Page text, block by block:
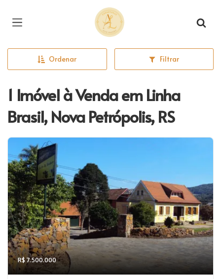
Página inicial
Ordenar Filtrar
1 Imóvel à Venda em Linha
Brasil, Nova Petrópolis, RS
R$ 7.500.000